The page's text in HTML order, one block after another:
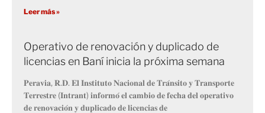
Leer más »
Operativo de renovación y duplicado de
licencias en Baní inicia la próxima semana
𝐏𝐞𝐫𝐚𝐯𝐢𝐚, 𝐑.𝐃. 𝐄𝐥 𝐈𝐧𝐬𝐭𝐢𝐭𝐮𝐭𝐨 𝐍𝐚𝐜𝐢𝐨𝐧𝐚𝐥 𝐝𝐞 𝐓𝐫𝐚́𝐧𝐬𝐢𝐭𝐨 𝐲 𝐓𝐫𝐚𝐧𝐬𝐩𝐨𝐫𝐭𝐞
𝐓𝐞𝐫𝐫𝐞𝐬𝐭𝐫𝐞 (𝐈𝐧𝐭𝐫𝐚𝐧𝐭) 𝐢𝐧𝐟𝐨𝐫𝐦𝐨́ 𝐞𝐥 𝐜𝐚𝐦𝐛𝐢𝐨 𝐝𝐞 𝐟𝐞𝐜𝐡𝐚 𝐝𝐞𝐥 𝐨𝐩𝐞𝐫𝐚𝐭𝐢𝐯𝐨
𝐝𝐞 𝐫𝐞𝐧𝐨𝐯𝐚𝐜𝐢𝐨́𝐧 𝐲 𝐝𝐮𝐩𝐥𝐢𝐜𝐚𝐝𝐨 𝐝𝐞 𝐥𝐢𝐜𝐞𝐧𝐜𝐢𝐚𝐬 𝐝𝐞